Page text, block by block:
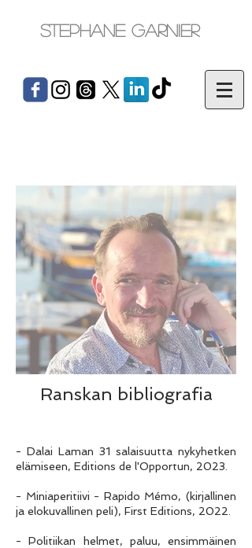
Stephane Garnier
Ranskan bibliografia
- Dalai Laman 31 salaisuutta nykyhetken
elämiseen, Editions de l'Opportun, 2023.
- Miniaperitiivi - Rapido Mémo, (kirjallinen
ja elokuvallinen peli), First Editions, 2022.
- Politiikan helmet, paluu, ensimmäinen